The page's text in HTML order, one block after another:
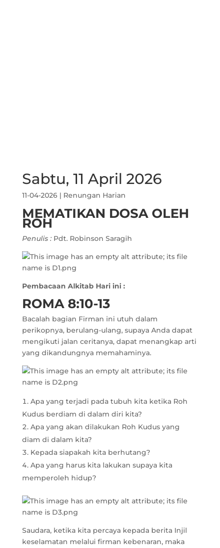
Sabtu, 11 April 2026
11-04-2026| Renungan Harian
MEMATIKAN DOSA OLEH
ROH
Penulis : Pdt. Robinson Saragih
Pembacaan Alkitab Hari ini :
ROMA 8:10-13
Bacalah bagian Firman ini utuh dalam
perikopnya, berulang-ulang, supaya Anda dapat
mengikuti jalan ceritanya, dapat menangkap arti
yang dikandungnya memahaminya.
Apa yang terjadi pada tubuh kita ketika Roh
Kudus berdiam di dalam diri kita?
Apa yang akan dilakukan Roh Kudus yang
diam di dalam kita?
Kepada siapakah kita berhutang?
Apa yang harus kita lakukan supaya kita
memperoleh hidup?
Saudara, ketika kita percaya kepada berita Injil
keselamatan melalui firman kebenaran, maka